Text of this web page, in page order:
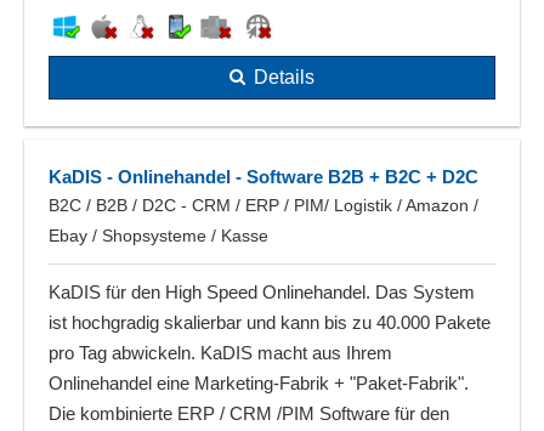
Details
KaDIS - Onlinehandel - Software B2B + B2C + D2C
B2C / B2B / D2C - CRM / ERP / PIM/ Logistik / Amazon /
Ebay / Shopsysteme / Kasse
KaDIS für den High Speed Onlinehandel. Das System
ist hochgradig skalierbar und kann bis zu 40.000 Pakete
pro Tag abwickeln. KaDIS macht aus Ihrem
Onlinehandel eine Marketing-Fabrik + "Paket-Fabrik".
Die kombinierte ERP / CRM /PIM Software für den